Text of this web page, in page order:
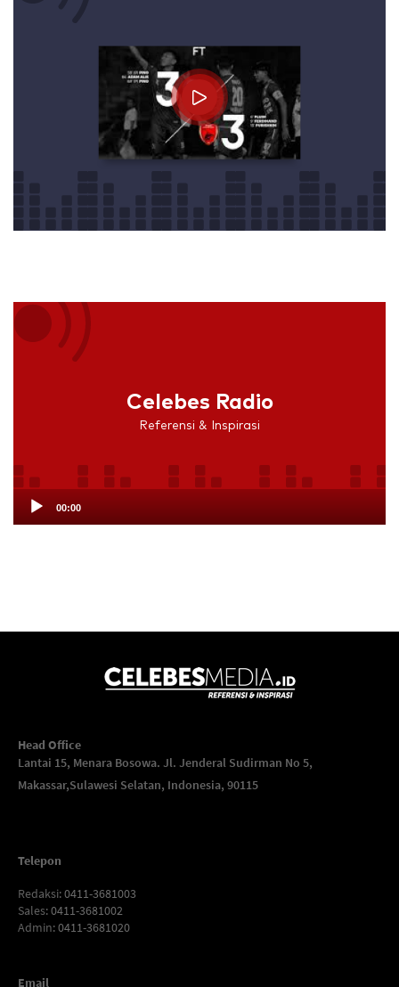
Celebes Radio
Referensi & Inspirasi
Audio
Player
00:00
Head Office
Lantai 15, Menara Bosowa. Jl. Jenderal Sudirman No 5,
Makassar,Sulawesi Selatan, Indonesia, 90115
Telepon
Redaksi: 0411-3681003
Sales: 0411-3681002
Admin: 0411-3681020
Email